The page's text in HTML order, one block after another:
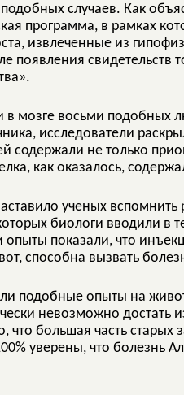
случаев. Как
программа, в рамках
извлеченные из
появления свидетельств
в мозге восьми
исследователи
содержали не только
как оказалось,
ученых вспомнить
биологи вводили в
показали, что
способна вызвать
подобные опыты на
невозможно достать
что большая часть
уверены, что болезнь